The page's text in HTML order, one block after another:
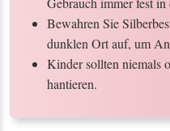
Bewahren Sie
dunklen Ort auf, um
Kinder sollten niemals
hantieren.